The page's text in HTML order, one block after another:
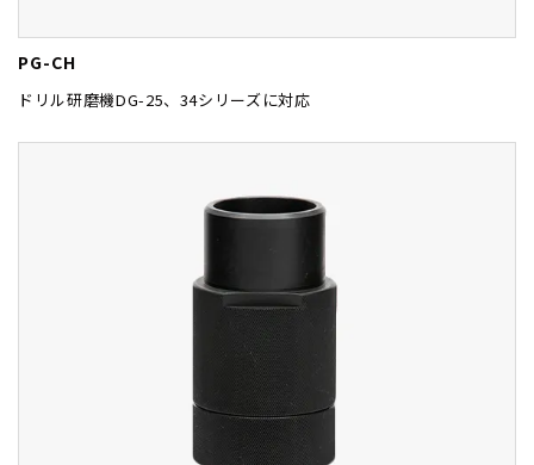
PG-CH
ドリル研磨機DG-25、34シリーズに対応